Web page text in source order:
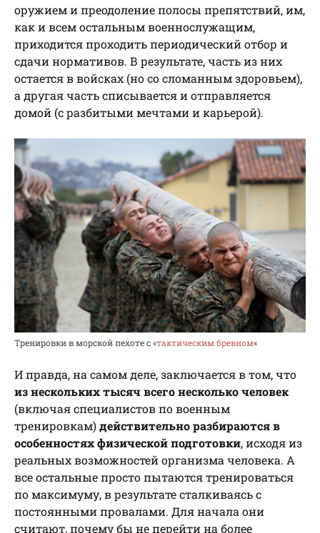
оружием и преодоление полосы препятствий, им,
как и всем остальным военнослужащим,
приходится проходить периодический отбор и
сдачи нормативов. В результате, часть из них
остается в войсках (но со сломанным здоровьем),
а другая часть списывается и отправляется
домой (с разбитыми мечтами и карьерой).
Тренировки в морской пехоте с «тактическим бревном«
И правда, на самом деле, заключается в том, что
из нескольких тысяч всего несколько человек
(включая специалистов по военным
тренировкам)действительно разбираются в
особенностях физической подготовки, исходя из
реальных возможностей организма человека. А
все остальные просто пытаются тренироваться
по максимуму, в результате сталкиваясь с
постоянными провалами. Для начала они
считают, почему бы не перейти на более